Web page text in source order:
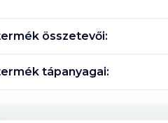
összetevői:
tápanyagai: